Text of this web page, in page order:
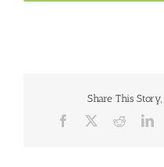
Share This
Facebook Reddit